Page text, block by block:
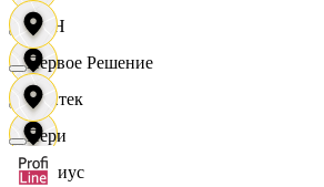
СИН
Синтек
Сириус
Первое Решение
Пери